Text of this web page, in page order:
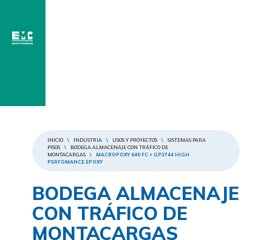
INICIO \ INDUSTRIA \ USOS Y PROYECTOS \
SISTEMAS PARA
PISOS
\
BODEGA ALMACENAJE CON TRÁFICO DE
MONTACARGAS
\
MACROPOXY 646 FC + GP3744 HIGH
PERFOMANCE EPOXY
BODEGA ALMACENAJE
CON TRÁFICO DE
MONTACARGAS